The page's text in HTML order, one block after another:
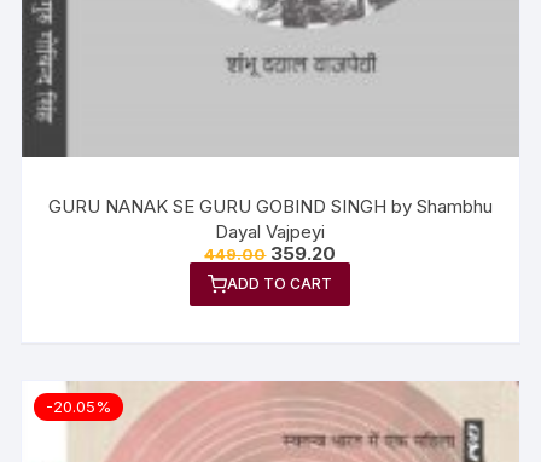
GURU NANAK SE GURU GOBIND SINGH by Shambhu
Dayal Vajpeyi
449.00 359.20
ADD TO CART
-20.05%